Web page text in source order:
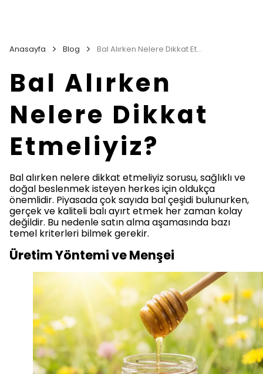
Anasayfa Blog Bal Alırken Nelere Dikkat Etmeliyiz?
Bal Alırken
Nelere Dikkat
Etmeliyiz?
Bal alırken nelere dikkat etmeliyiz sorusu, sağlıklı ve
doğal beslenmek isteyen herkes için oldukça
önemlidir. Piyasada çok sayıda bal çeşidi bulunurken,
gerçek ve kaliteli balı ayırt etmek her zaman kolay
değildir. Bu nedenle satın alma aşamasında bazı
temel kriterleri bilmek gerekir.
Üretim Yöntemi ve Menşei